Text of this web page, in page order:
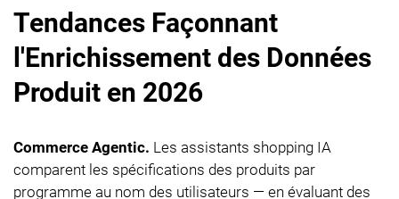
Tendances Façonnant
l'Enrichissement des Données
Produit en 2026
Commerce Agentic. Les assistants shopping IA
comparent les spécifications des produits par
programme au nom des utilisateurs — en évaluant des